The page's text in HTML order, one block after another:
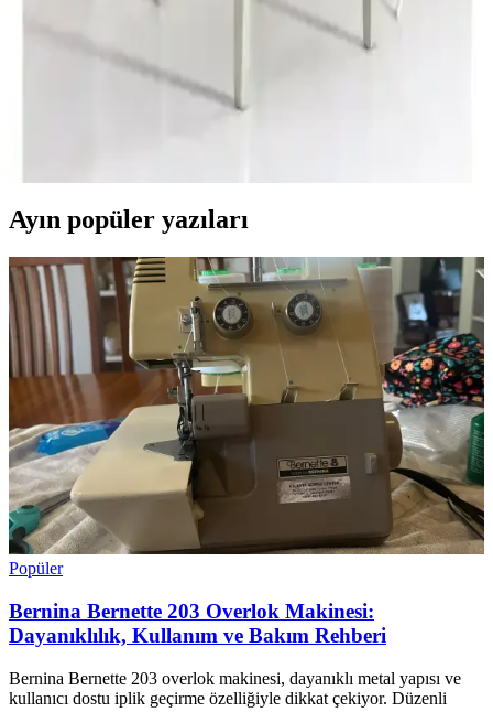
Tuchmall Sandalye Kılıfı: Estetik ve Fonksiyonellik
Sunan Pratik Koruma Çözümü
Tuchmall Sandalye Kılıfı, dayanıklı polyester yapısı, kolay takıp
çıkarılabilmesi ve çeşitli renk seçenekleriyle kullanım kolaylığı
Ayın popüler yazıları
Popüler
Bernina Bernette 203 Overlok Makinesi:
Dayanıklılık, Kullanım ve Bakım Rehberi
Bernina Bernette 203 overlok makinesi, dayanıklı metal yapısı ve
kullanıcı dostu iplik geçirme özelliğiyle dikkat çekiyor. Düzenli